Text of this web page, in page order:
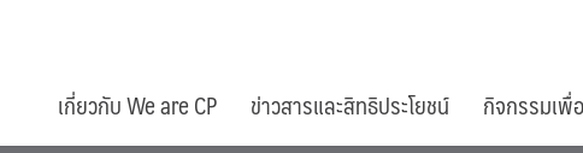
เกี่ยวกับ We are CP ข่าวสารและสิทธิประโยชน์ กิจกรรมเพื่